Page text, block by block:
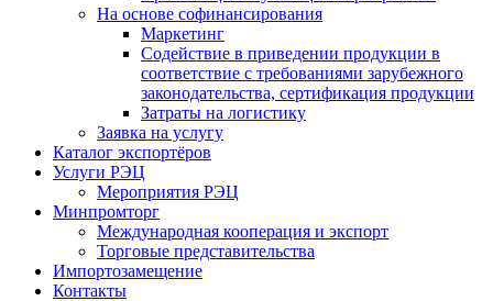
На основе софинансирования
Маркетинг
Содействие в приведении продукции в
соответствие с требованиями зарубежного
законодательства, сертификация продукции
Затраты на логистику
Заявка на услугу
Каталог экспортёров
Услуги РЭЦ
Мероприятия РЭЦ
Минпромторг
Международная кооперация и экспорт
Торговые представительства
Импортозамещение
Контакты